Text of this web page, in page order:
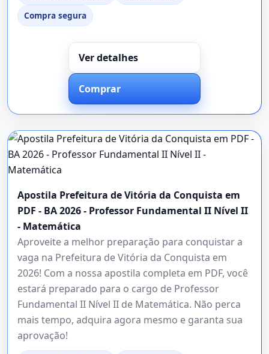
Compra segura
Ver detalhes
Comprar
Apostila Prefeitura de Vitória da Conquista em
PDF - BA 2026 - Professor Fundamental II Nível II
- Matemática
Aproveite a melhor preparação para conquistar a
vaga na Prefeitura de Vitória da Conquista em
2026! Com a nossa apostila completa em PDF, você
estará preparado para o cargo de Professor
Fundamental II Nível II de Matemática. Não perca
mais tempo, adquira agora mesmo e garanta sua
aprovação!